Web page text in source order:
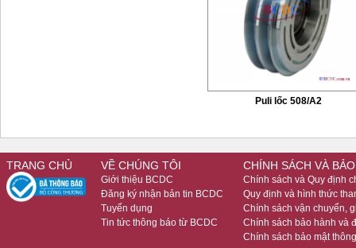
Puli lốc 508/A2
TRANG CHỦ VỀ CHÚNG TÔI
Giới thiệu BCDC
Đăng ký nhận bản tin BCDC
Tuyển dụng
Tin tức thông báo từ BCDC
CHÍNH SÁCH VÀ
Chính sách và Quy định
Quy định và hình thức
Chính sách vận chuyển,
Chính sách bảo hành và
Chính sách bảo mật